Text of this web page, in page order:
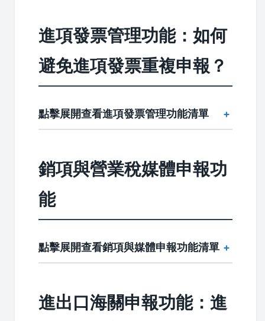
進項發票管理功能：如何
避免進項發票重複申報？
點擊展開查看進項發票管理功能清單
銷項與營業稅媒體申報功
能
點擊展開查看銷項與媒體申報功能清單
進出口海關申報功能：進